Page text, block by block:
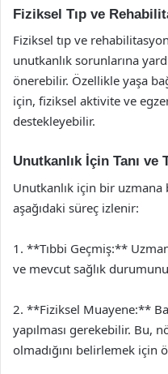
Fiziksel Tıp ve
Fiziksel tıp ve
unutkanlık sorunlarına
önerebilir. Özellikle yaşa
için, fiziksel aktivite ve
destekleyebilir.
Unutkanlık İçin Tanı ve
Unutkanlık için bir
aşağıdaki süreç izlenir:
1. **Tıbbi Geçmiş:**
ve mevcut sağlık
2. **Fiziksel Muayene:**
yapılması gerekebilir. Bu,
olmadığını belirlemek için